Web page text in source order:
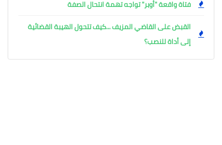
فتاة واقعة "أوبر" تواجه تهمة انتحال الصفة
القبض على القاضي المزيف ...كيف تتحول الهيبة القضائية
إلى أداة للنصب؟